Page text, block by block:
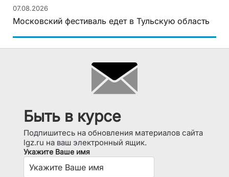
07.08.2026
Московский фестиваль едет в Тульскую область
Быть в курсе
Подпишитесь на обновления материалов сайта
lgz.ru на ваш электронный ящик.
Укажите Ваше имя